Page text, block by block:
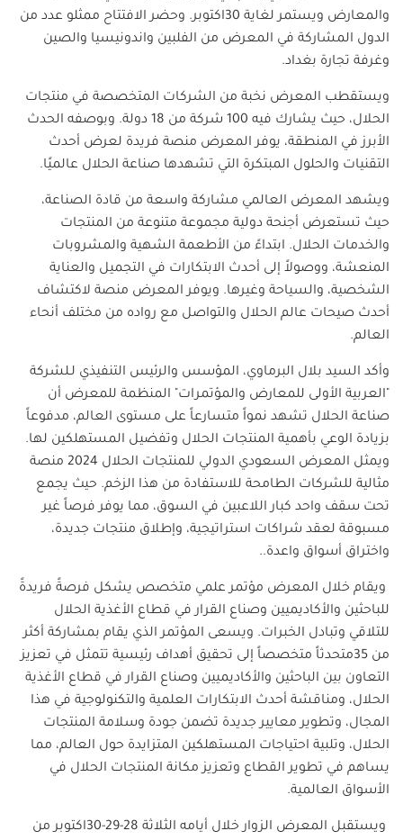
والمعارض ويستمر لغاية 30اكتوبر. وحضر الافتتاح ممثلو عدد من
الدول المشاركة في المعرض من الفلبين واندونيسيا والصين
وغرفة تجارة بغداد.
ويستقطب المعرض نخبة من الشركات المتخصصة في منتجات
الحلال، حيث يشارك فيه 100 شركة من 18 دولة. وبوصفه الحدث
الأبرز في المنطقة، يوفر المعرض منصة فريدة لعرض أحدث
التقنيات والحلول المبتكرة التي تشهدها صناعة الحلال عالميًا.
ويشهد المعرض العالمي مشاركة واسعة من قادة الصناعة،
حيث تستعرض أجنحة دولية مجموعة متنوعة من المنتجات
والخدمات الحلال. ابتداءً من الأطعمة الشهية والمشروبات
المنعشة، ووصولاً إلى أحدث الابتكارات في التجميل والعناية
الشخصية، والسياحة وغيرها. ويوفر المعرض منصة لاكتشاف
أحدث صيحات عالم الحلال والتواصل مع رواده من مختلف أنحاء
العالم.
وأكد السيد بلال البرماوي، المؤسس والرئيس التنفيذي لـلشركة
"العربية الأولى للمعارض والمؤتمرات" المنظمة للمعرض أن
صناعة الحلال تشهد نمواً متسارعاً على مستوى العالم، مدفوعاً
بزيادة الوعي بأهمية المنتجات الحلال وتفضيل المستهلكين لها.
ويمثل المعرض السعودي الدولي للمنتجات الحلال 2024 منصة
مثالية للشركات الطامحة للاستفادة من هذا الزخم. حيث يجمع
تحت سقف واحد كبار اللاعبين في السوق، مما يوفر فرصاً غير
مسبوقة لعقد شراكات استراتيجية، وإطلاق منتجات جديدة،
واختراق أسواق واعدة..
ويقام خلال المعرض مؤتمر علمي متخصص يشكل فرصةً فريدةً
للباحثين والأكاديميين وصناع القرار في قطاع الأغذية الحلال
للتلاقي وتبادل الخبرات. ويسعى المؤتمر الذي يقام بمشاركة أكثر
من 35متحدثاً متخصصاً إلى تحقيق أهداف رئيسية تتمثل في تعزيز
التعاون بين الباحثين والأكاديميين وصناع القرار في قطاع الأغذية
الحلال، ومناقشة أحدث الابتكارات العلمية والتكنولوجية في هذا
المجال، وتطوير معايير جديدة تضمن جودة وسلامة المنتجات
الحلال، وتلبية احتياجات المستهلكين المتزايدة حول العالم، مما
يساهم في تطوير القطاع وتعزيز مكانة المنتجات الحلال في
الأسواق العالمية.
ويستقبل المعرض الزوار خلال أيامه الثلاثة 28-29-30اكتوبر من